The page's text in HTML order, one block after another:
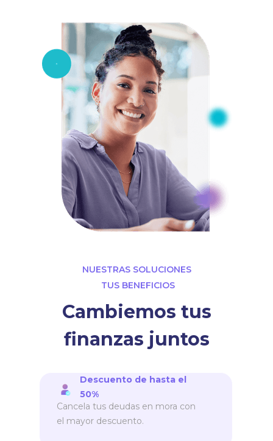
NUESTRAS SOLUCIONES
TUS BENEFICIOS
Cambiemos tus
finanzas juntos
Descuento de hasta el
50%
Cancela tus deudas en mora con
el mayor descuento.